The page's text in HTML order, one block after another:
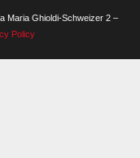
Maria Ghioldi-Schweizer 2 –
Policy